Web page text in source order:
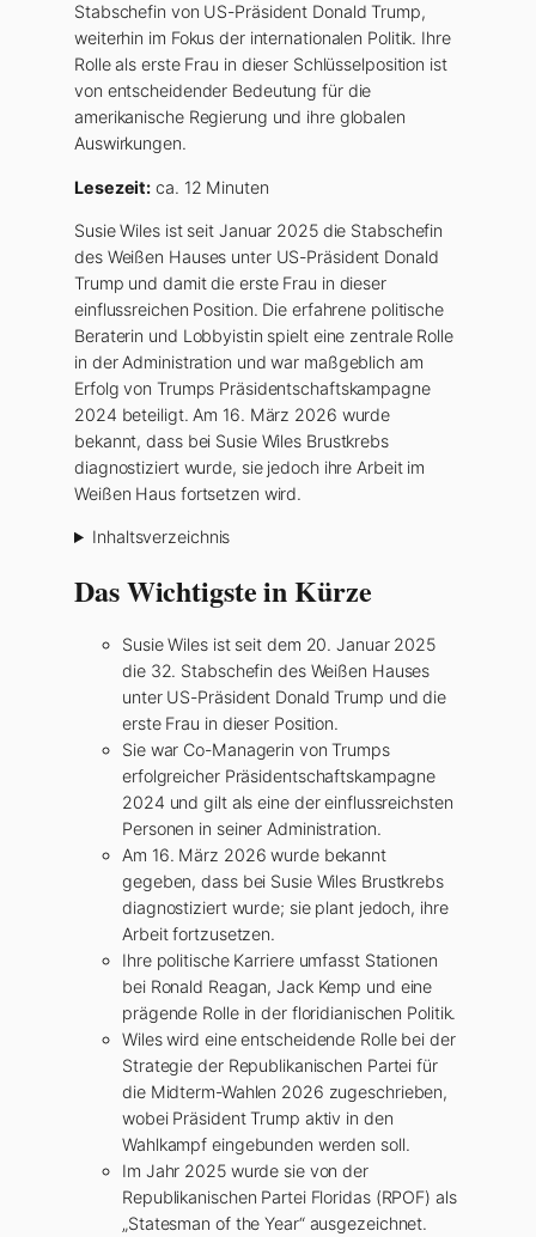
Stabschefin von US-Präsident Donald Trump,
weiterhin im Fokus der internationalen Politik. Ihre
Rolle als erste Frau in dieser Schlüsselposition ist
von entscheidender Bedeutung für die
amerikanische Regierung und ihre globalen
Auswirkungen.
Lesezeit: ca. 12 Minuten
Susie Wiles ist seit Januar 2025 die Stabschefin
des Weißen Hauses unter US-Präsident Donald
Trump und damit die erste Frau in dieser
einflussreichen Position. Die erfahrene politische
Beraterin und Lobbyistin spielt eine zentrale Rolle
in der Administration und war maßgeblich am
Erfolg von Trumps Präsidentschaftskampagne
2024 beteiligt. Am 16. März 2026 wurde
bekannt, dass bei Susie Wiles Brustkrebs
diagnostiziert wurde, sie jedoch ihre Arbeit im
Weißen Haus fortsetzen wird.
Inhaltsverzeichnis
Das Wichtigste in Kürze
Susie Wiles ist seit dem 20. Januar 2025
die 32. Stabschefin des Weißen Hauses
unter US-Präsident Donald Trump und die
erste Frau in dieser Position.
Sie war Co-Managerin von Trumps
erfolgreicher Präsidentschaftskampagne
2024 und gilt als eine der einflussreichsten
Personen in seiner Administration.
Am 16. März 2026 wurde bekannt
gegeben, dass bei Susie Wiles Brustkrebs
diagnostiziert wurde; sie plant jedoch, ihre
Arbeit fortzusetzen.
Ihre politische Karriere umfasst Stationen
bei Ronald Reagan, Jack Kemp und eine
prägende Rolle in der floridianischen Politik.
Wiles wird eine entscheidende Rolle bei der
Strategie der Republikanischen Partei für
die Midterm-Wahlen 2026 zugeschrieben,
wobei Präsident Trump aktiv in den
Wahlkampf eingebunden werden soll.
Im Jahr 2025 wurde sie von der
Republikanischen Partei Floridas (RPOF) als
„Statesman of the Year“ ausgezeichnet.